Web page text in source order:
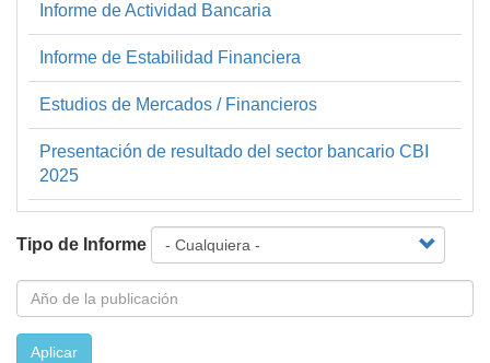
Financiera
y
Estadística
Informe de Actividad Bancaria
Informe de Estabilidad Financiera
Estudios de Mercados / Financieros
Presentación de resultado del sector bancario CBI
2025
Tipo de Informe
Aplicar